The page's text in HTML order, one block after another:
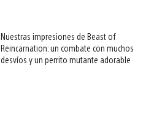
Nuestras impresiones de Beast of
Reincarnation: un combate con muchos
desvíos y un perrito mutante adorable